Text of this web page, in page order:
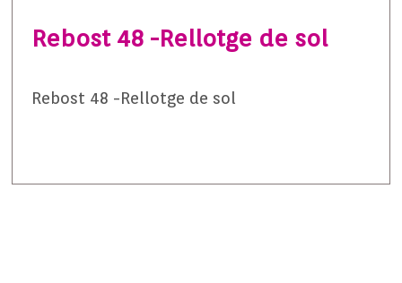
Rebost 48 -Rellotge de sol
Rebost 48 -Rellotge de sol